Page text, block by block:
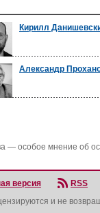
Кирилл
Александр
— особое мнение об
версия
RSS
и не